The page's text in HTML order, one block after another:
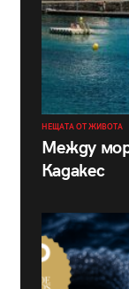
НЕЩАТА ОТ ЖИВОТА
Между
Кадакес